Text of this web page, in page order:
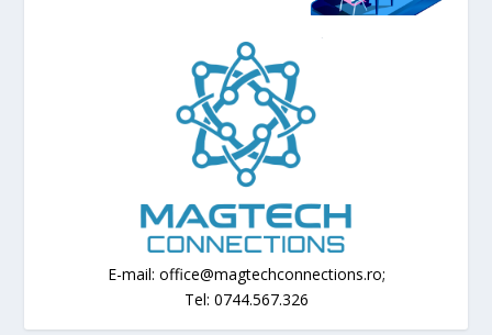
E-mail: office@magtechconnections.ro;
Tel: 0744.567.326